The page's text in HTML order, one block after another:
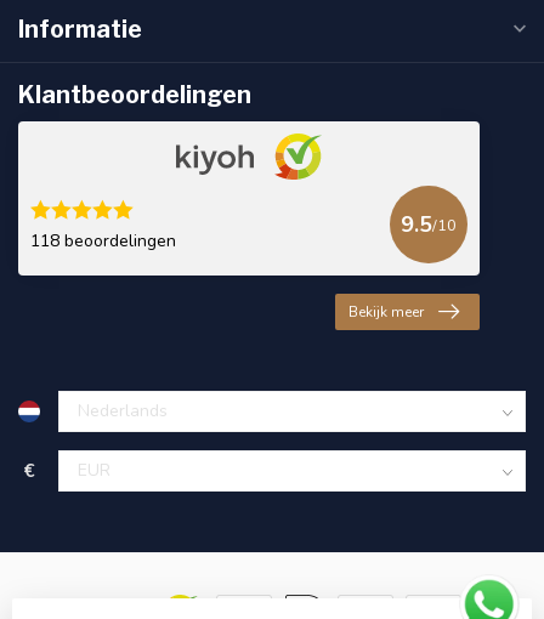
Informatie
Klantbeoordelingen
118 beoordelingen
9.5/10
Bekijk meer
€